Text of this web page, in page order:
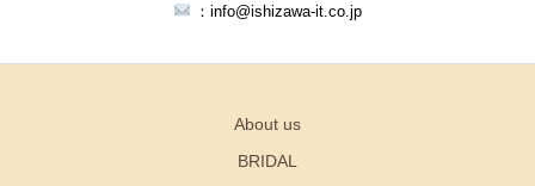
：info@ishizawa-it.co.jp
About us
BRIDAL